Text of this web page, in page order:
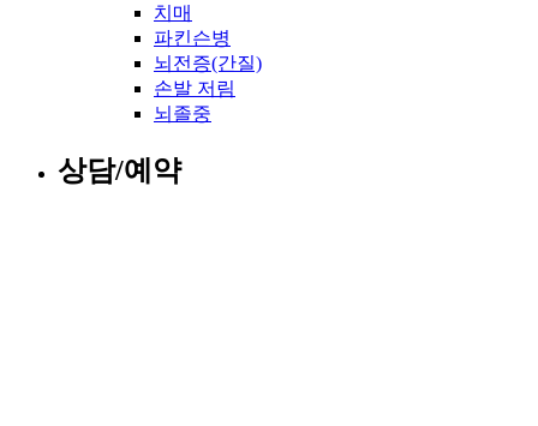
치매
파킨슨병
뇌전증(간질)
손발 저림
뇌졸중
상담/예약